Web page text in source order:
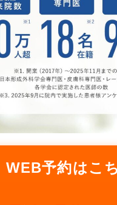
WEB予約はこ